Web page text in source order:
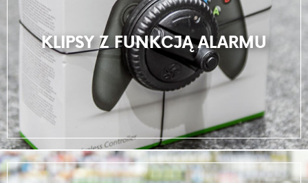
KLIPSY Z FUNKCJĄ ALARMU